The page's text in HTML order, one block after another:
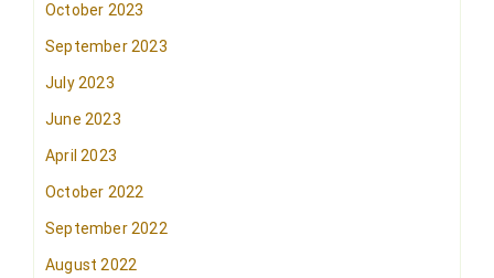
October 2023
September 2023
July 2023
June 2023
April 2023
October 2022
September 2022
August 2022